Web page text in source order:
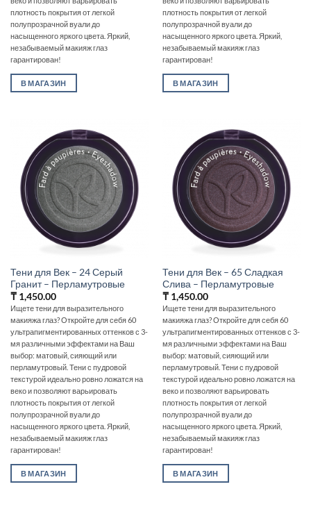
плотность покрытия от легкой
полупрозрачной вуали до
насыщенного яркого цвета. Яркий,
незабываемый макияж глаз
гарантирован!
В МАГАЗИН
плотность покрытия от легкой
полупрозрачной вуали до
насыщенного яркого цвета. Яркий,
незабываемый макияж глаз
гарантирован!
В МАГАЗИН
Тени для Век – 24 Серый
Гранит – Перламутровые
₸1,450.00
Ищете тени для выразительного
макияжа глаз? Откройте для себя 60
ультрапигментированных оттенков с 3-
мя различными эффектами на Ваш
выбор: матовый, сияющий или
перламутровый. Тени с пудровой
текстурой идеально ровно ложатся на
веко и позволяют варьировать
плотность покрытия от легкой
полупрозрачной вуали до
насыщенного яркого цвета. Яркий,
незабываемый макияж глаз
гарантирован!
В МАГАЗИН
Тени для Век – 65 Сладкая
Слива – Перламутровые
₸1,450.00
Ищете тени для выразительного
макияжа глаз? Откройте для себя 60
ультрапигментированных оттенков с 3-
мя различными эффектами на Ваш
выбор: матовый, сияющий или
перламутровый. Тени с пудровой
текстурой идеально ровно ложатся на
веко и позволяют варьировать
плотность покрытия от легкой
полупрозрачной вуали до
насыщенного яркого цвета. Яркий,
незабываемый макияж глаз
гарантирован!
В МАГАЗИН